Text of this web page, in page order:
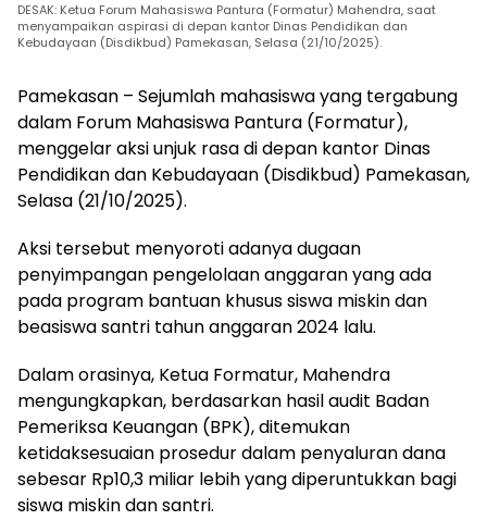
DESAK: Ketua Forum Mahasiswa Pantura (Formatur) Mahendra, saat
menyampaikan aspirasi di depan kantor Dinas Pendidikan dan
Kebudayaan (Disdikbud) Pamekasan, Selasa (21/10/2025).
Pamekasan – Sejumlah mahasiswa yang tergabung
dalam Forum Mahasiswa Pantura (Formatur),
menggelar aksi unjuk rasa di depan kantor Dinas
Pendidikan dan Kebudayaan (Disdikbud) Pamekasan,
Selasa (21/10/2025).
Aksi tersebut menyoroti adanya dugaan
penyimpangan pengelolaan anggaran yang ada
pada program bantuan khusus siswa miskin dan
beasiswa santri tahun anggaran 2024 lalu.
Dalam orasinya, Ketua Formatur, Mahendra
mengungkapkan, berdasarkan hasil audit Badan
Pemeriksa Keuangan (BPK), ditemukan
ketidaksesuaian prosedur dalam penyaluran dana
sebesar Rp10,3 miliar lebih yang diperuntukkan bagi
siswa miskin dan santri.